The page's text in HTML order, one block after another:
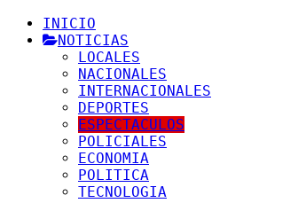
INICIO
NOTICIAS
LOCALES
NACIONALES
INTERNACIONALES
DEPORTES
ESPECTACULOS
POLICIALES
ECONOMIA
POLITICA
TECNOLOGIA